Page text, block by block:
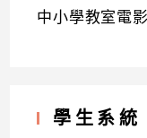
中小學教室電
學生系統